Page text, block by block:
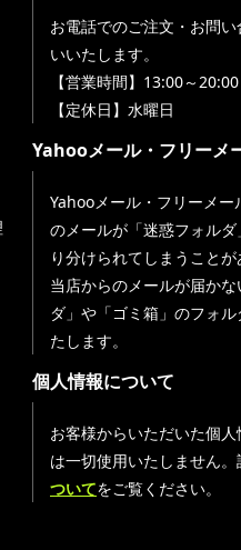
お電話でのご注文・お問
いいたします。
【営業時間】13:00～20:00
【定休日】水曜日
Yahooメール・フリーメ
Yahooメール・フリーメ
のメールが「迷惑フォル
り分けられてしまうことが
当店からのメールが届か
ダ」や「ゴミ箱」のフォ
たします。
個人情報について
お客様からいただいた個
は一切使用いたしません。
ついてをご覧ください。